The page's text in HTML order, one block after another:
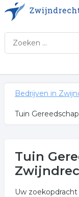
Bedrijven in
Tuin
Tuin
Uw